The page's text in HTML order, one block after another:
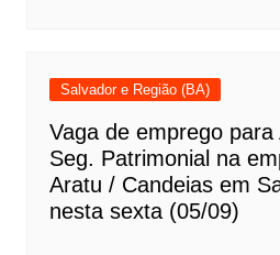
Salvador e Região (BA)
Vaga de emprego
Seg. Patrimonial na
Aratu / Candeias em
nesta sexta (05/09)